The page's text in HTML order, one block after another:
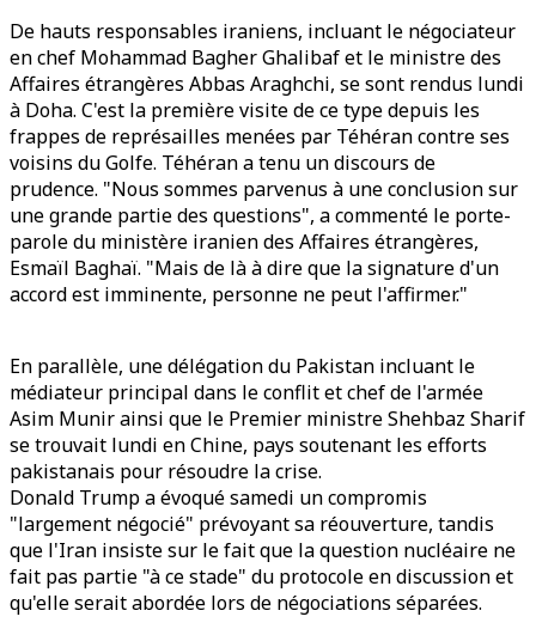
De hauts responsables iraniens, incluant le négociateur
en chef Mohammad Bagher Ghalibaf et le ministre des
Affaires étrangères Abbas Araghchi, se sont rendus lundi
à Doha. C'est la première visite de ce type depuis les
frappes de représailles menées par Téhéran contre ses
voisins du Golfe. Téhéran a tenu un discours de
prudence. "Nous sommes parvenus à une conclusion sur
une grande partie des questions", a commenté le porte-
parole du ministère iranien des Affaires étrangères,
Esmaïl Baghaï. "Mais de là à dire que la signature d'un
accord est imminente, personne ne peut l'affirmer."
En parallèle, une délégation du Pakistan incluant le
médiateur principal dans le conflit et chef de l'armée
Asim Munir ainsi que le Premier ministre Shehbaz Sharif
se trouvait lundi en Chine, pays soutenant les efforts
pakistanais pour résoudre la crise.
Donald Trump a évoqué samedi un compromis
"largement négocié" prévoyant sa réouverture, tandis
que l'Iran insiste sur le fait que la question nucléaire ne
fait pas partie "à ce stade" du protocole en discussion et
qu'elle serait abordée lors de négociations séparées.